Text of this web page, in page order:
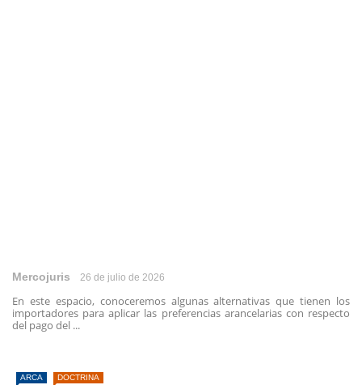
Mercojuris 26 de julio de 2026
En este espacio, conoceremos algunas alternativas que tienen los
importadores para aplicar las preferencias arancelarias con respecto
del pago del ...
ARCA DOCTRINA